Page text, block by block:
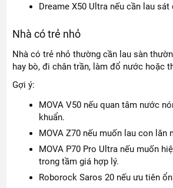
Dreame X50 Ultra nếu cần lau sát
Nhà có trẻ nhỏ
Nhà có trẻ nhỏ thường cần lau sàn
hay bò, đi chân trần, làm đổ nước hoặc
Gợi ý:
MOVA V50 nếu quan tâm nước
khuẩn.
MOVA Z70 nếu muốn lau con lăn
MOVA P70 Pro Ultra nếu muốn
trong tầm giá hợp lý.
Roborock Saros 20 nếu ưu tiên